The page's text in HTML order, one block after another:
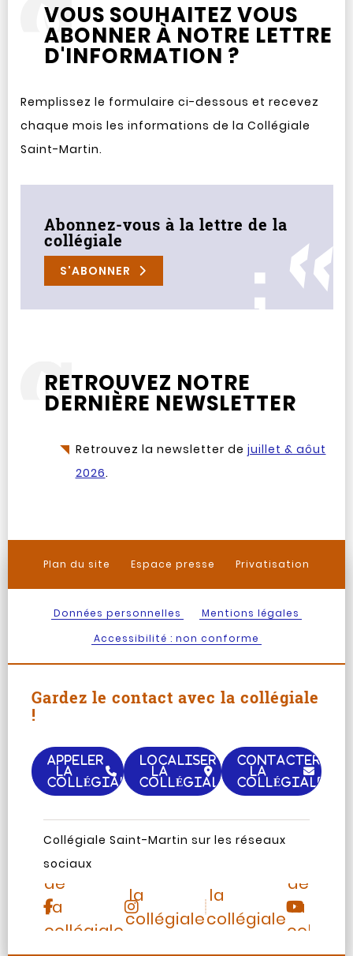
VOUS SOUHAITEZ VOUS
ABONNER À NOTRE LETTRE
D'INFORMATION ?
Remplissez le formulaire ci-dessous et recevez
chaque mois les informations de la Collégiale
Saint-Martin.
Abonnez-vous à la lettre de la
collégiale
S'ABONNER
RETROUVEZ NOTRE
DERNIÈRE NEWSLETTER
Retrouvez la newsletter de juillet & aôut
2026.
Plan du site Espace presse Privatisation
Données personnelles
Mentions légales
Accessibilité : non conforme
Gardez le contact avec la collégiale
!
APPELER
LA
COLLÉGIALE
LOCALISER
LA
COLLÉGIALE
CONTACTER
LA
COLLÉGIALE
Collégiale Saint-Martin sur les réseaux
sociaux
Page
Facebook
de
la
collégiale
Instagram
la
collégiale
TripAdvisor
la
collégiale
de
la